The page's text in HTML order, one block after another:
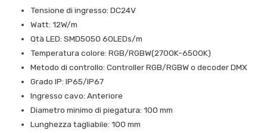
Tensione di ingresso: DC24V
Watt: 12W/m
Qtà LED: SMD5050 60LEDs/m
Temperatura colore: RGB/RGBW(2700K-6500K)
Metodo di controllo: Controller RGB/RGBW o decoder DMX
Grado IP: IP65/IP67
Ingresso cavo: Anteriore
Diametro minimo di piegatura: 100 mm
Lunghezza tagliabile: 100 mm